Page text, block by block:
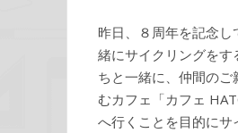
昨日、８周年を記念し
緒にサイクリングをす
ちと一緒に、仲間のご
むカフェ「カフェ
へ行くことを目的にサ